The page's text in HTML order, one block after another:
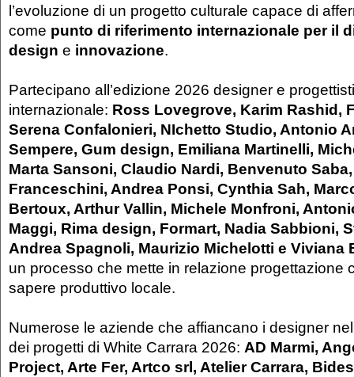
l’evoluzione di un progetto culturale capace di
come punto di riferimento internazionale per il
design e innovazione.
Partecipano all’edizione 2026 designer e
internazionale: Ross Lovegrove, Karim Rashid,
Serena Confalonieri, NIchetto Studio, Antonio
Sempere, Gum design, Emiliana Martinelli,
Marta Sansoni, Claudio Nardi, Benvenuto
Franceschini, Andrea Ponsi, Cynthia Sah,
Bertoux, Arthur Vallin, Michele Monfroni,
Maggi, Rima design, Formart, Nadia Sabbioni,
Andrea Spagnoli, Maurizio Michelotti e
un processo che mette in relazione progettazione
sapere produttivo locale.
Numerose le aziende che affiancano i designer
dei progetti di White Carrara 2026: AD Marmi,
Project, Arte Fer, Artco srl, Atelier Carrara,